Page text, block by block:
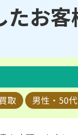
たお
取 男性・50代